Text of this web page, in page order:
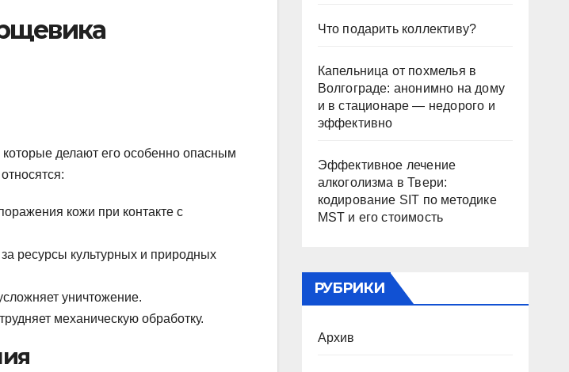
делают его особенно опасным
кожи при контакте с
ресурсы культурных и природных
уничтожение.
механическую обработку.
Что подарить коллективу?
Капельница от похмелья в
Волгограде: анонимно на дому
и в стационаре — недорого и
эффективно
Эффективное лечение
алкоголизма в Твери:
кодирование SIT по методике
MST и его стоимость
РУБРИКИ
Архив